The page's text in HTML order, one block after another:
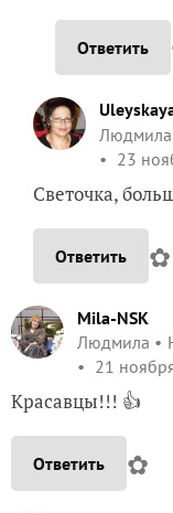
Ответить
Людмила
23
Светочка,
Ответить ✿
Mila-NSK
Людмила
21
Красавцы!!! 👍
Ответить ✿